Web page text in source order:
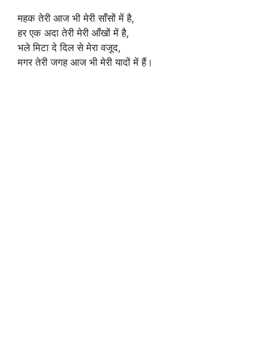
महक तेरी आज भी मेरी साँसों में है,
हर एक अदा तेरी मेरी आँखों में है,
भले मिटा दे दिल से मेरा वजूद,
मगर तेरी जगह आज भी मेरी यादों में हैं।